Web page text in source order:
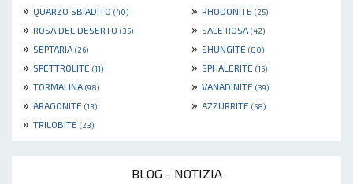
» QUARZO SBIADITO (40) » RHODONITE (25)
» ROSA DEL DESERTO (35) » SALE ROSA (42)
» SEPTARIA (26) » SHUNGITE (80)
» SPETTROLITE (11) » SPHALERITE (15)
» TORMALINA (98) » VANADINITE (39)
» ARAGONITE (13) » AZZURRITE (58)
» TRILOBITE (23)
BLOG - NOTIZIA